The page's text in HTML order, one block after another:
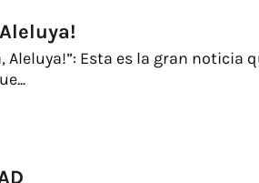
Aleluya!”: Esta es la gran noticia